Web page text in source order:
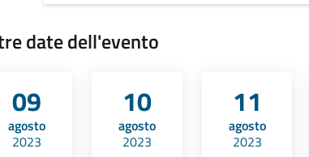
date dell'evento
09
agosto
2023
10
agosto
2023
11
agosto
2023